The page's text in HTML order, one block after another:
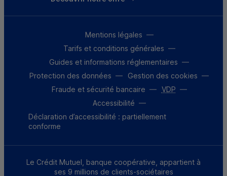
Mentions légales
Tarifs et conditions générales
Guides et informations réglementaires
Protection des données
Gestion des cookies
Fraude et sécurité bancaire
VDP
Accessibilité
Déclaration d’accessibilité : partiellement
conforme
Le Crédit Mutuel, banque coopérative, appartient à
ses 9 millions de clients-sociétaires